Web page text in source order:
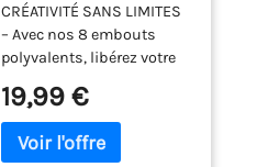
cm (Set de 11) Avec
Douilles
CRÉATIVITÉ SANS LIMITES
– Avec nos 8 embouts
polyvalents, libérez votre
et garnir gâteaux, muffins,
biscuits, beignets et
choux. QUALITÉ
19,99 €